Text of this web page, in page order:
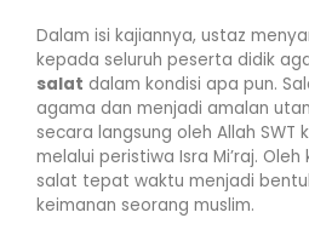
Dalam isi kajiannya, ustaz
kepada seluruh peserta didik
salat dalam kondisi apa pun.
agama dan menjadi amalan
secara langsung oleh Allah SWT
melalui peristiwa Isra Mi’raj.
salat tepat waktu menjadi
keimanan seorang muslim.